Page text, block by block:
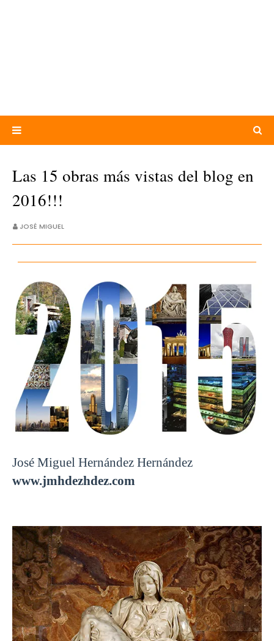
Las 15 obras más vistas del blog en
2016!!!
JOSÉ MIGUEL
José Miguel Hernández Hernández
www.jmhdezhdez.com